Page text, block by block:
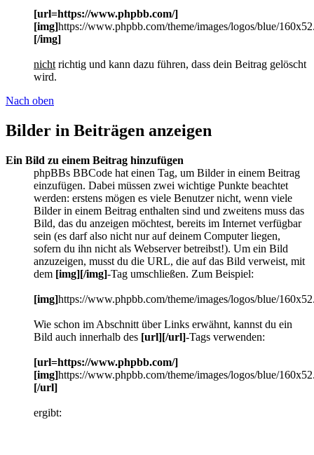
[url=https://www.phpbb.com/]
[img]https://www.phpbb.com/theme/images/logos/blue/
[/img]
nicht richtig und kann dazu führen, dass dein Beitrag gelöscht
wird.
Nach oben
Bilder in Beiträgen anzeigen
Ein Bild zu einem Beitrag hinzufügen
phpBBs BBCode hat einen Tag, um Bilder in einem Beitrag
einzufügen. Dabei müssen zwei wichtige Punkte beachtet
werden: erstens mögen es viele Benutzer nicht, wenn viele
Bilder in einem Beitrag enthalten sind und zweitens muss das
Bild, das du anzeigen möchtest, bereits im Internet verfügbar
sein (es darf also nicht nur auf deinem Computer liegen,
sofern du ihn nicht als Webserver betreibst!). Um ein Bild
anzuzeigen, musst du die URL, die auf das Bild verweist, mit
dem [img][/img]-Tag umschließen. Zum Beispiel:
[img]https://www.phpbb.com/theme/images/logos/blue/
Wie schon im Abschnitt über Links erwähnt, kannst du ein
Bild auch innerhalb des [url][/url]-Tags verwenden:
[url=https://www.phpbb.com/]
[img]https://www.phpbb.com/theme/images/logos/blue/
[/url]
ergibt: